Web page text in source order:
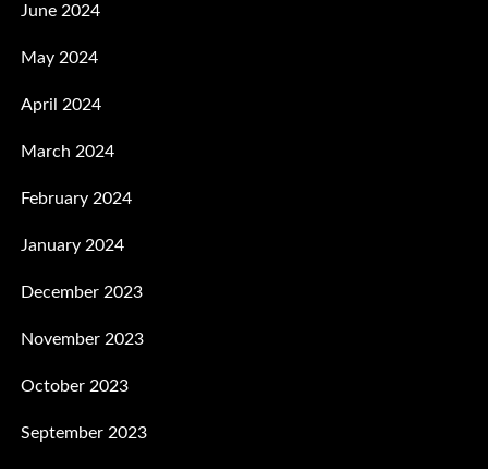
June 2024
May 2024
April 2024
March 2024
February 2024
January 2024
December 2023
November 2023
October 2023
September 2023